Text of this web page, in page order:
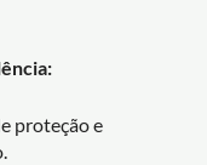
proteção e